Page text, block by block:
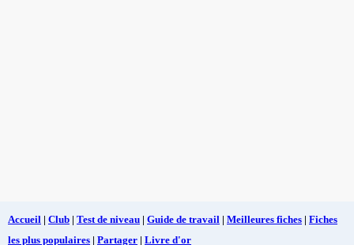
Accueil | Club | Test de niveau | Guide de travail | Meilleures fiches | Fiches
les plus populaires | Partager | Livre d'or